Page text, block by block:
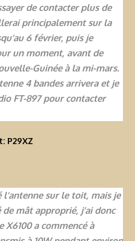
de contacter plus de
principalement sur la
6 février, puis je
un moment, avant de
Guinée à la mi-mars.
4 bandes arrivera et je
FT-897 pour contacter
l’antenne sur le toit, mais je
mât approprié, j’ai donc
X6100 a commencé à